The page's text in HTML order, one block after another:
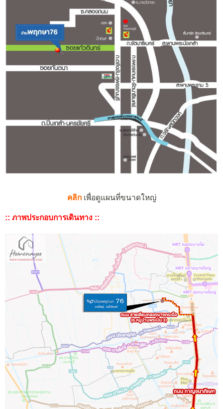
คลิก เพื่อดูแผนที่ขนาดใหญ่
:: ภาพประกอบการเดินทาง ::